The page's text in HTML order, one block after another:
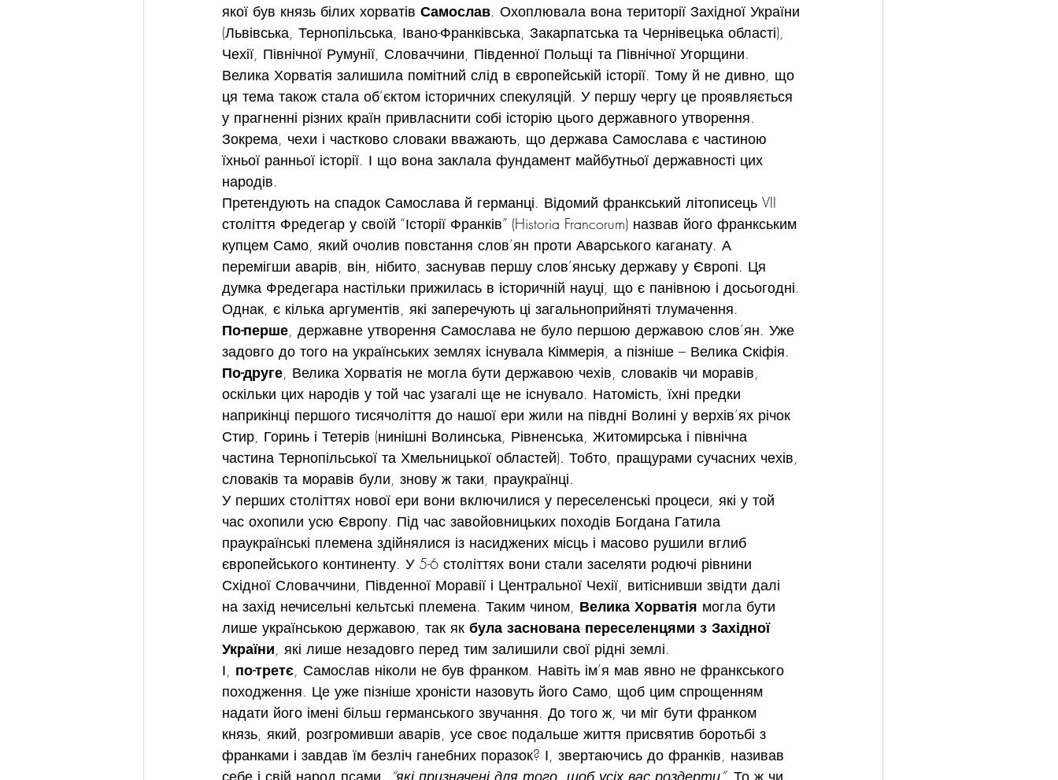
якої був князь білих хорватів Самослав. Охоплювала вона території Західної України
(Львівська, Тернопільська, Івано-Франківська, Закарпатська та Чернівецька області),
Чехії, Північної Румунії, Словаччини, Південної Польщі та Північної Угорщини.
Велика Хорватія залишила помітний слід в європейській історії. Тому й не дивно, що
ця тема також стала об’єктом історичних спекуляцій. У першу чергу це проявляється
у прагненні різних країн привласнити собі історію цього державного утворення.
Зокрема, чехи і частково словаки вважають, що держава Самослава є частиною
їхньої ранньої історії. І що вона заклала фундамент майбутньої державності цих
народів.
Претендують на спадок Самослава й германці. Відомий франкський літописець VII
століття Фредегар у своїй “Історії Франків” (Historia Francorum) назвав його франкським
купцем Само, який очолив повстання слов’ян проти Аварського каганату. А
перемігши аварів, він, нібито, заснував першу слов’янську державу у Європі. Ця
думка Фредегара настільки прижилась в історичній науці, що є панівною і досьогодні.
Однак, є кілька аргументів, які заперечують ці загальноприйняті тлумачення.
По-перше, державне утворення Самослава не було першою державою слов’ян. Уже
задовго до того на українських землях існувала Кіммерія, а пізніше – Велика Скіфія.
По-друге, Велика Хорватія не могла бути державою чехів, словаків чи моравів,
оскільки цих народів у той час узагалі ще не існувало. Натомість, їхні предки
наприкінці першого тисячоліття до нашої ери жили на півдні Волині у верхів’ях річок
Стир, Горинь і Тетерів (нинішні Волинська, Рівненська, Житомирська і північна
частина Тернопільської та Хмельницької областей). Тобто, пращурами сучасних чехів,
словаків та моравів були, знову ж таки, праукраїнці.
У перших століттях нової ери вони включилися у переселенські процеси, які у той
час охопили усю Європу. Під час завойовницьких походів Богдана Гатила
праукраїнські племена здійнялися із насиджених місць і масово рушили вглиб
європейського континенту. У 5-6 століттях вони стали заселяти родючі рівнини
Східної Словаччини, Південної Моравії і Центральної Чехії, витіснивши звідти далі
на захід нечисельні кельтські племена. Таким чином, Велика Хорватія могла бути
лише українською державою, так як була заснована переселенцями з Західної
України, які лише незадовго перед тим залишили свої рідні землі.
І, по-третє, Самослав ніколи не був франком. Навіть ім’я мав явно не франкського
походження. Це уже пізніше хроністи назовуть його Само, щоб цим спрощенням
надати його імені більш германського звучання. До того ж, чи міг бути франком
князь, який, розгромивши аварів, усе своє подальше життя присвятив боротьбі з
франками і завдав їм безліч ганебних поразок? І, звертаючись до франків, називав
себе і свій народ псами, “які призначені для того, щоб усіх вас роздерти”. То ж чи